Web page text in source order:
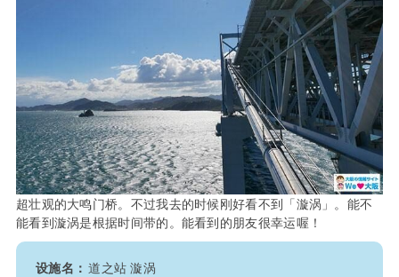
超壮观的大鸣门桥。不过我去的时候刚好看不到「漩涡」。能不
能看到漩涡是根据时间带的。能看到的朋友很幸运喔！
设施名： 道之站 漩涡